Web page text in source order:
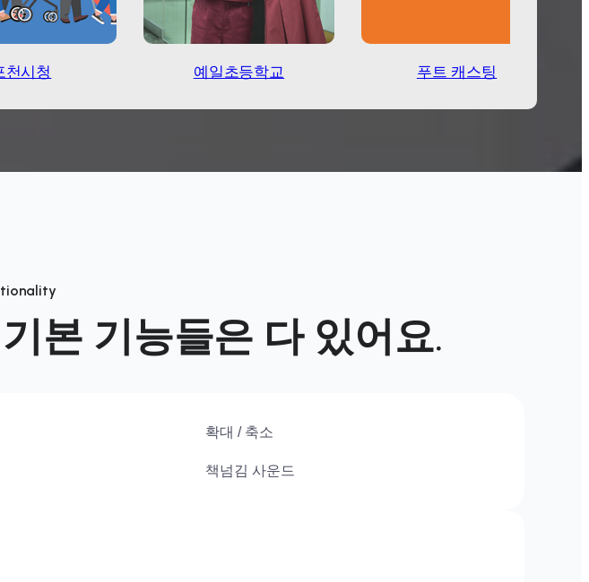
천시청 예일초등학교 푸트 캐스팅
기본 기능들은 다 있어요.
확대 / 축소
책넘김 사운드